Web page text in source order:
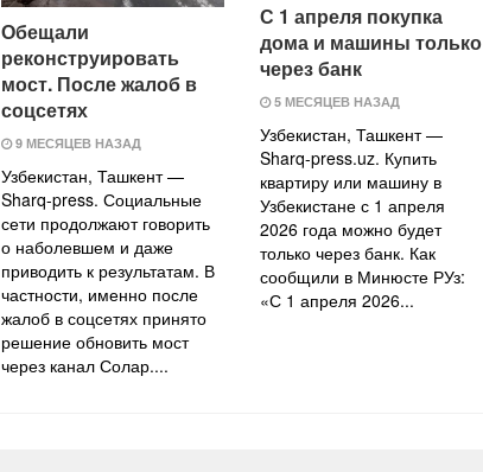
Обещали
реконструировать
мост. После жалоб в
соцсетях
9 МЕСЯЦЕВ НАЗАД
Узбекистан, Ташкент —
Sharq-press. Социальные
сети продолжают говорить
о наболевшем и даже
приводить к результатам. В
частности, именно после
жалоб в соцсетях принято
решение обновить мост
через канал Солар....
С 1 апреля покупка
дома и машины только
через банк
5 МЕСЯЦЕВ НАЗАД
Узбекистан, Ташкент —
Sharq-press.uz. Купить
квартиру или машину в
Узбекистане с 1 апреля
2026 года можно будет
только через банк. Как
сообщили в Минюсте РУз:
«С 1 апреля 2026...